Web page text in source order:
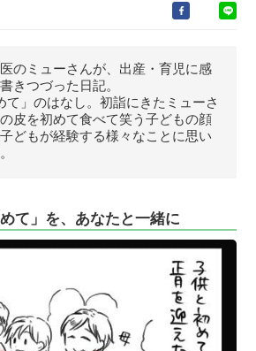
のミューさんが、出産・育児に感
きつづった日記。
て」のはなし。初詣にきたミューさ
皮を初めて食べて笑う子どもの顔
どもが経験する様々なことに思い
て」を、あなたと一緒に